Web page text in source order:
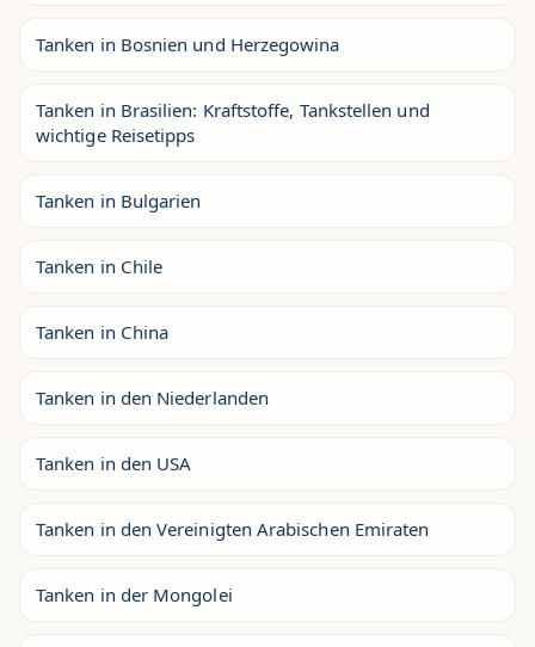
Tanken in Bosnien und Herzegowina
Tanken in Brasilien: Kraftstoffe, Tankstellen und
wichtige Reisetipps
Tanken in Bulgarien
Tanken in Chile
Tanken in China
Tanken in den Niederlanden
Tanken in den USA
Tanken in den Vereinigten Arabischen Emiraten
Tanken in der Mongolei